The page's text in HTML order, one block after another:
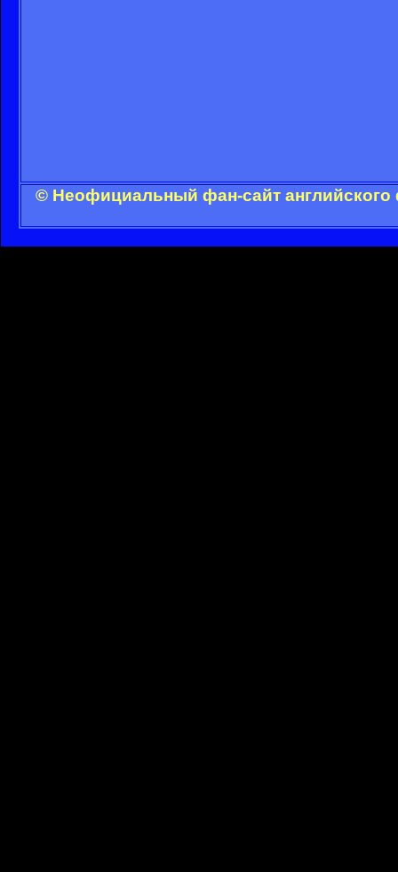
© Неофициальный фан-сайт английского